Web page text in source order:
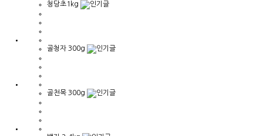
청당초1kg
골청자 300g
골천목 300g